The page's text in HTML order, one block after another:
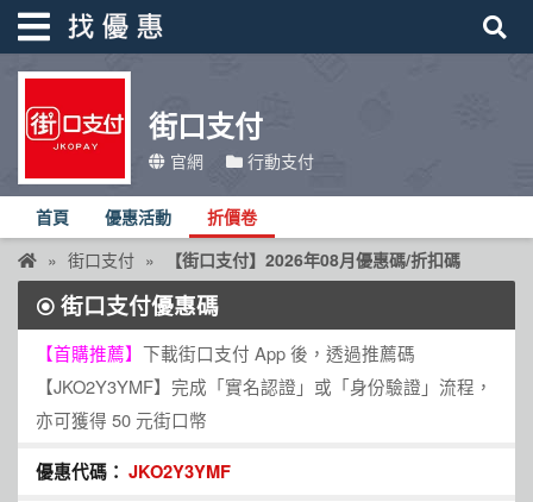
街口支付
官網 行動支付
首頁 優惠活動 折價卷
街口支付 【街口支付】2026年08月優惠碼/折扣碼
街口支付優惠碼
【首購推薦】 下載街口支付 App 後，透過推薦碼
【JKO2Y3YMF】完成「實名認證」或「身份驗證」流程，
亦可獲得 50 元街口幣
JKO2Y3YMF
找優惠
首頁
優惠活動
折價卷
線上DM
找菜單
品牌總覽